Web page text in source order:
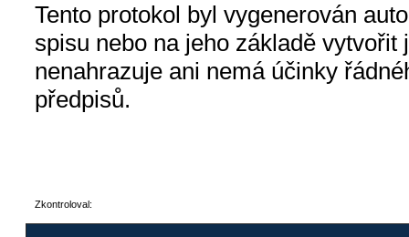
Tento protokol byl vygenerován
spisu nebo na jeho základě
nenahrazuje ani nemá účinky
předpisů.
Zkontroloval: